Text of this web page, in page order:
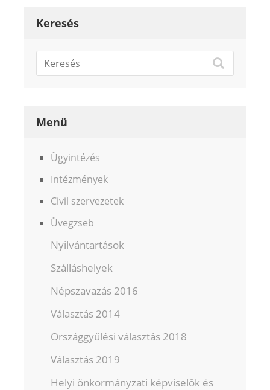
Keresés
Menü
Ügyintézés
Intézmények
Civil szervezetek
Üvegzseb
Nyilvántartások
Szálláshelyek
Népszavazás 2016
Választás 2014
Országgyűlési választás 2018
Választás 2019
Helyi önkormányzati képviselők és